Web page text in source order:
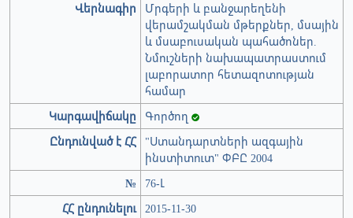
Վերնագիր
Մրգերի և բանջարեղենի
վերամշակման մթերքներ, մսային
և մսաբուսական պահածոներ.
Նմուշների նախապատրաստում
լաբորատոր հետազոտության
համար
Կարգավիճակը
Գործող
Ընդունված է ՀՀ
"Ստանդարտների ազգային
ինստիտուտ" ՓԲԸ 2004
№
76-Լ
ՀՀ ընդունելու 2015-11-30